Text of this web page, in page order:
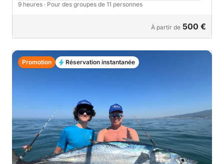
9 heures · Pour des groupes de 11 personnes
À partir de 500 €
Promotion Réservation instantanée